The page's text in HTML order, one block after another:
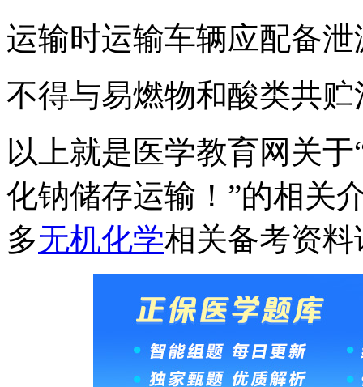
运输时运输车辆应配备
不得与易燃物和酸类共贮
以上就是医学教育网关于
化钠储存运输！”的相关
多无机化学相关备考资